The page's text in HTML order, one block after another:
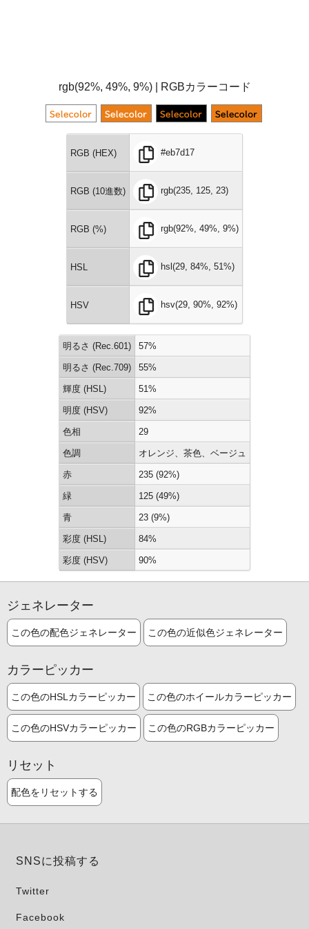
rgb(92%, 49%, 9%) | RGBカラーコード
RGB (HEX) #eb7d17
RGB (10進数) rgb(235, 125, 23)
RGB (%) rgb(92%, 49%, 9%)
HSL hsl(29, 84%, 51%)
HSV hsv(29, 90%, 92%)
明るさ (Rec.601) 57%
明るさ (Rec.709) 55%
輝度 (HSL) 51%
明度 (HSV) 92%
色相 29
色調 オレンジ、茶色、ベージュ
赤 235 (92%)
緑 125 (49%)
青 23 (9%)
彩度 (HSL) 84%
彩度 (HSV) 90%
ジェネレーター
この色の配色ジェネレーター この色の近似色ジェネレーター
カラーピッカー
この色のHSLカラーピッカー この色のホイールカラーピッカー
この色のHSVカラーピッカー この色のRGBカラーピッカー
リセット
配色をリセットする
SNSに投稿する
Twitter
Facebook